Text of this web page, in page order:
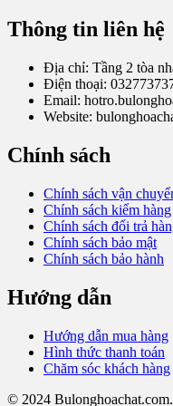
Thông tin liên hệ
Địa chỉ: Tầng 2 tòa
Điện thoại:
Email:
Website:
Chính sách
Chính sách vận
Chính sách kiểm hàng
Chính sách đổi trả
Chính sách bảo mật
Chính sách bảo hành
Hướng dẫn
Hướng dẫn mua hàng
Hình thức thanh toán
Chăm sóc khách hàng
© 2024